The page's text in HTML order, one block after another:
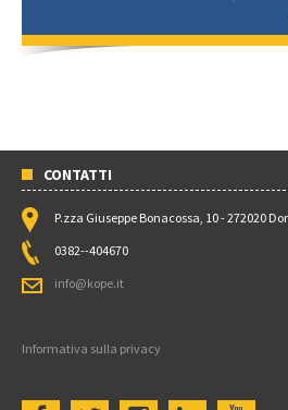
CONTATTI
P.zza Giuseppe Bonacossa, 10 - 272020
0382--404670
info@kope.it
Informativa sulla privacy